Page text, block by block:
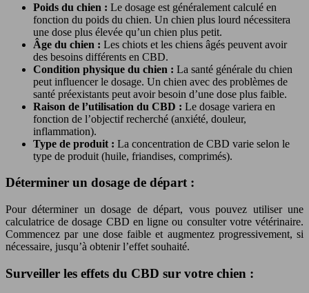
Poids du chien : Le dosage est généralement calculé en
fonction du poids du chien. Un chien plus lourd nécessitera
une dose plus élevée qu’un chien plus petit.
Âge du chien : Les chiots et les chiens âgés peuvent avoir
des besoins différents en CBD.
Condition physique du chien : La santé générale du chien
peut influencer le dosage. Un chien avec des problèmes de
santé préexistants peut avoir besoin d’une dose plus faible.
Raison de l’utilisation du CBD : Le dosage variera en
fonction de l’objectif recherché (anxiété, douleur,
inflammation).
Type de produit : La concentration de CBD varie selon le
type de produit (huile, friandises, comprimés).
Déterminer un dosage de départ :
Pour déterminer un dosage de départ, vous pouvez utiliser une
calculatrice de dosage CBD en ligne ou consulter votre vétérinaire.
Commencez par une dose faible et augmentez progressivement, si
nécessaire, jusqu’à obtenir l’effet souhaité.
Surveiller les effets du CBD sur votre chien :